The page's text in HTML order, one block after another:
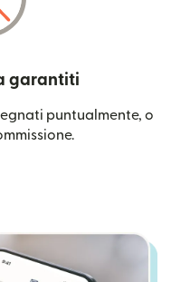
garantiti
puntualmente, o